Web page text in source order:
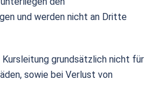
und werden nicht an Dritte
grundsätzlich nicht für
sowie bei Verlust von